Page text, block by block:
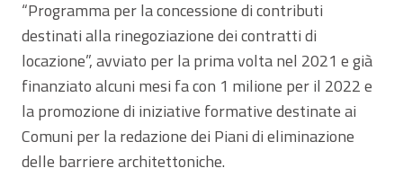
“Programma per la concessione di contributi
destinati alla rinegoziazione dei contratti di
locazione”, avviato per la prima volta nel 2021 e già
finanziato alcuni mesi fa con 1 milione per il 2022 e
la promozione di iniziative formative destinate ai
Comuni per la redazione dei Piani di eliminazione
delle barriere architettoniche.